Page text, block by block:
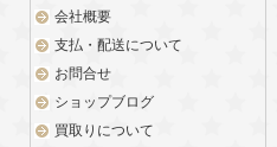
会社概要
支払・配送について
お問合せ
ショップブログ
買取りについて